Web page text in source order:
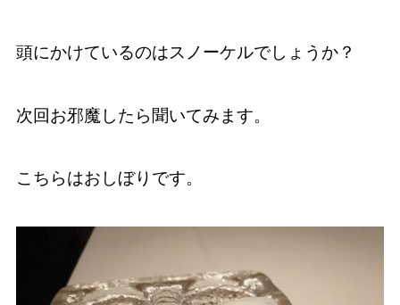
頭にかけているのはスノーケルでしょうか？
次回お邪魔したら聞いてみます。
こちらはおしぼりです。